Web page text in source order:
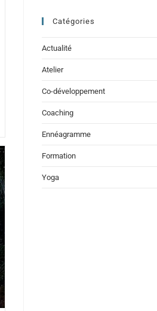
Catégories
Actualité
Atelier
Co-développement
Coaching
Ennéagramme
Formation
Yoga